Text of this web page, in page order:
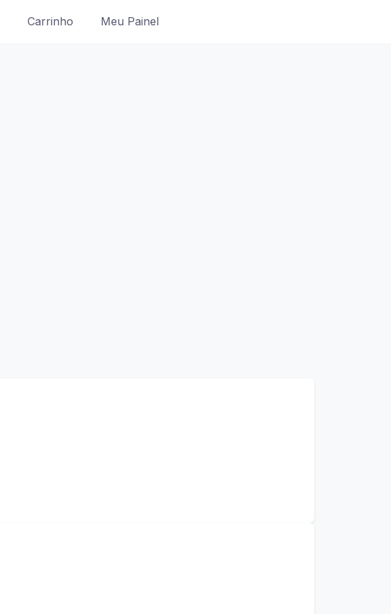
Carrinho Meu Painel